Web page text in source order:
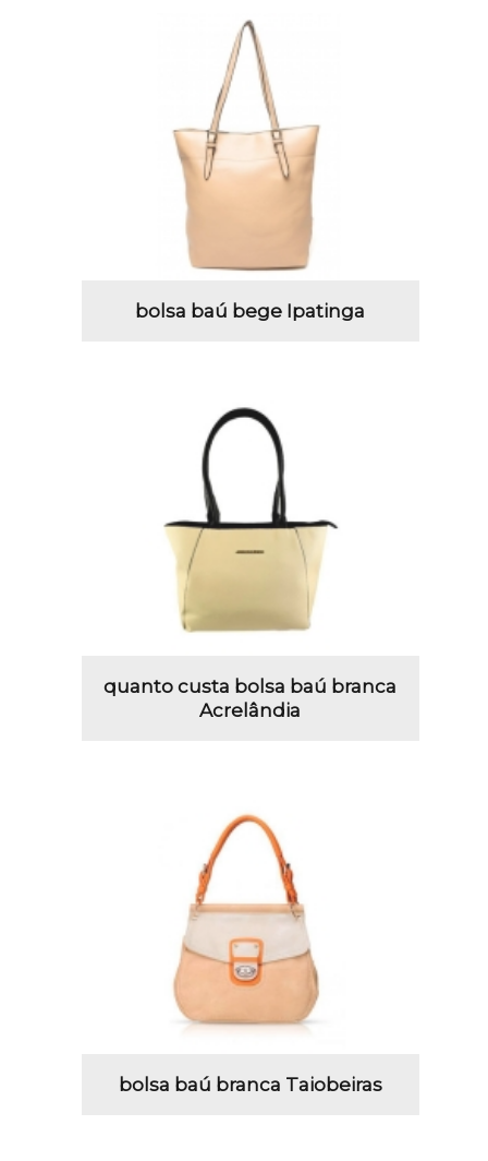
bolsa baú bege Ipatinga
quanto custa bolsa baú branca
Acrelândia
bolsa baú branca Taiobeiras